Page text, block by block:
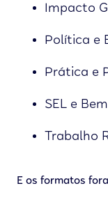
Impacto
Política e
Prática e
SEL e
Trabalho
E os formatos